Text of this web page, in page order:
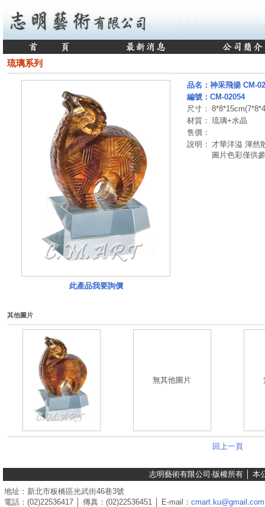
琉璃系列
此產品我要詢價
品名：神采飛揚 CM-
編號：CM-02054
尺寸：
材質： 琉璃+水晶
售價：
說明： 才華洋溢 渾然
圖片色彩僅供
其他圖片
無其他圖片
回上一頁
志明藝術有限公司‧版權所有 │
地址：新北市板橋區光武街46巷3號
電話：(02)22536417 │ 傳真：(02)22536451 │ E-mail： cmart.ku@gmail.com